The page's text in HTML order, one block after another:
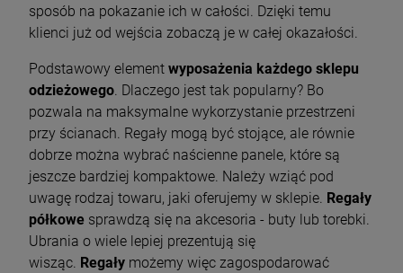
sposób na pokazanie ich w całości. Dzięki temu
klienci już od wejścia zobaczą je w całej okazałości.
Podstawowy element wyposażenia każdego sklepu
odzieżowego. Dlaczego jest tak popularny? Bo
pozwala na maksymalne wykorzystanie przestrzeni
przy ścianach. Regały mogą być stojące, ale równie
dobrze można wybrać naścienne panele, które są
jeszcze bardziej kompaktowe. Należy wziąć pod
uwagę rodzaj towaru, jaki oferujemy w sklepie. Regały
półkowe sprawdzą się na akcesoria - buty lub torebki.
Ubrania o wiele lepiej prezentują się
wisząc. Regały możemy więc zagospodarować